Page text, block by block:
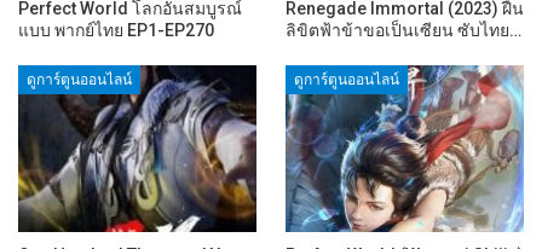
Perfect World โลกอันสมบูรณ์
แบบ พากย์ไทย EP1-EP270
Renegade Immortal (2023) ฝืน
ลิขิตฟ้าข้าขอเป็นเซียน ซับไทย…
ดูการ์ตูนออนไลน์ ดูการ์ตูนออนไลน์